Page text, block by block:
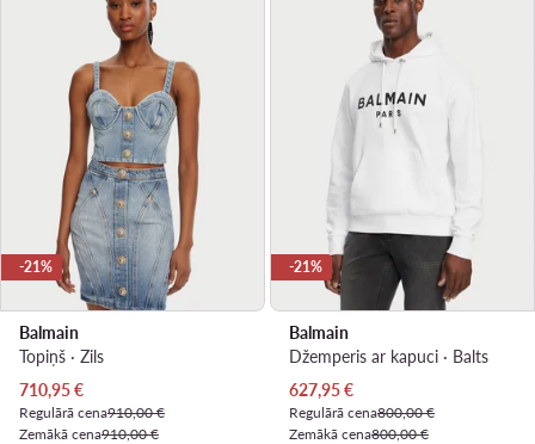
-21%
Balmain
Topiņš · Zils
Pašreizējā cena
710,95€
Regulārā cena910,00 €
Zemākā cena910,00 €
-21%
Balmain
Džemperis ar kapuci · Balts
Pašreizējā cena
627,95€
Regulārā cena800,00 €
Zemākā cena800,00 €